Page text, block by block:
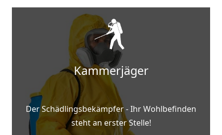
Kammerjäger
Der Schädlingsbekämpfer - Ihr Wohlbefinden
steht an erster Stelle!